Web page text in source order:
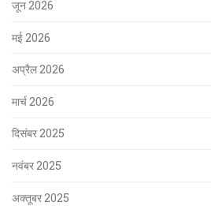
जून 2026
मई 2026
अप्रैल 2026
मार्च 2026
दिसंबर 2025
नवंबर 2025
अक्तूबर 2025